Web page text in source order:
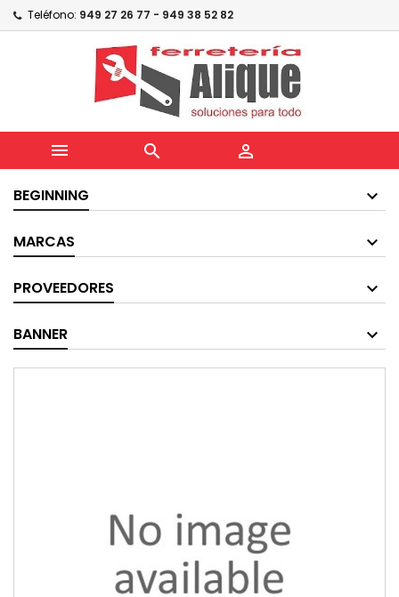
Teléfono: 949 27 26 77 - 949 38 52 82
  
BEGINNING
MARCAS
PROVEEDORES
BANNER